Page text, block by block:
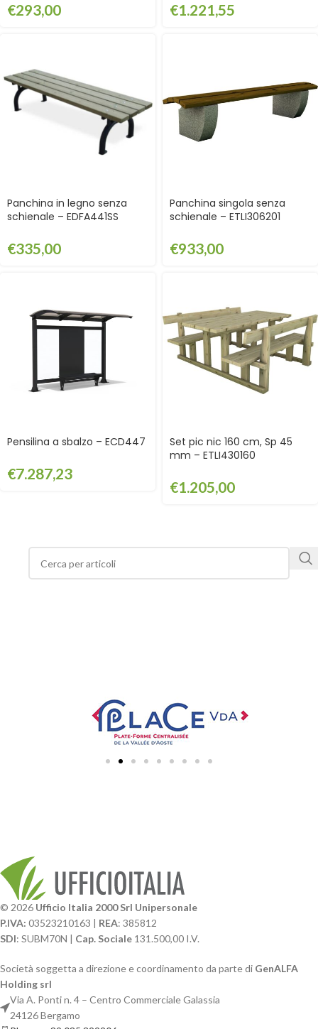
€293,00 €1.221,55
Panchina in legno senza
schienale – EDFA441SS
€335,00
Panchina singola senza
schienale – ETLI306201
€933,00
Pensilina a sbalzo – ECD447
€7.287,23
Set pic nic 160 cm, Sp 45
mm – ETLI430160
€1.205,00
© 2026 Ufficio Italia 2000 Srl Unipersonale
P.IVA: 03523210163 | REA: 385812
SDI: SUBM70N | Cap. Sociale 131.500,00 I.V.
Società soggetta a direzione e coordinamento da parte di GenALFA
Holding srl
Via A. Ponti n. 4 – Centro Commerciale Galassia
24126 Bergamo